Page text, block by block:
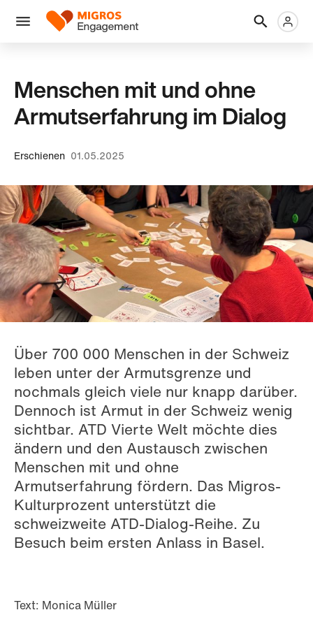
Navigation
überspringen
Menü
Logo
Menschen mit und ohne
Armutserfahrung im Dialog
Erschienen 01.05.2025
Über 700 000 Menschen in der Schweiz
leben unter der Armutsgrenze und
nochmals gleich viele nur knapp darüber.
Dennoch ist Armut in der Schweiz wenig
sichtbar. ATD Vierte Welt möchte dies
ändern und den Austausch zwischen
Menschen mit und ohne
Armutserfahrung fördern. Das Migros-
Kulturprozent unterstützt die
schweizweite ATD-Dialog-Reihe. Zu
Besuch beim ersten Anlass in Basel.
Text: Monica Müller